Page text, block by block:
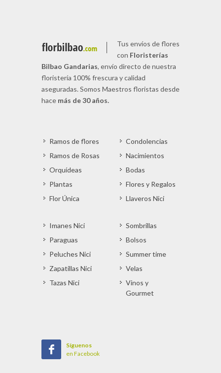
Tus envíos de flores
con Floristerías
Bilbao Gandarias, envío directo de nuestra
floristería 100% frescura y calidad
aseguradas. Somos Maestros floristas desde
hace más de 30 años.
Ramos de flores
Ramos de Rosas
Orquídeas
Plantas
Flor Única
Condolencias
Nacimientos
Bodas
Flores y Regalos
Llaveros Nici
Imanes Nici
Paraguas
Peluches Nici
Zapatillas Nici
Tazas Nici
Sombrillas
Bolsos
Summer time
Velas
Vinos y
Gourmet
Síguenos
en Facebook